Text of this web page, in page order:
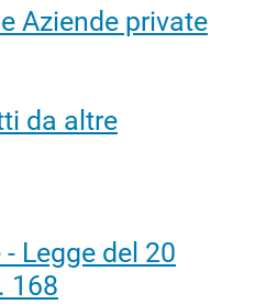
Aziende private
da altre
Legge del 20
168